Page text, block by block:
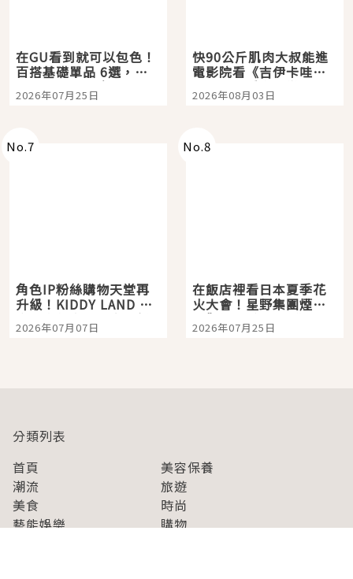
在GU看到就可以包色！
百搭基礎單品 6選，閉
眼全收也不心疼
2026年07月25日
快90公斤肌肉大叔能進
電影院看《吉伊卡哇》
嗎？日本重金屬樂團
「打首」會長與nagano
2026年08月03日
No.7
角色IP粉絲購物天堂再
升級！KIDDY LAND 原
宿店吉伊卡哇迎客，新
開幕 OMOKADO 店3分
2026年07月07日
No.8
在飯店裡看日本夏季花
火大會！星野集團煙火
景觀飯店6選，讓你不用
人擠人悠閒欣賞
2026年07月25日
分類列表
首頁
美容保養
潮流
旅遊
美食
時尚
藝能娛樂
購物